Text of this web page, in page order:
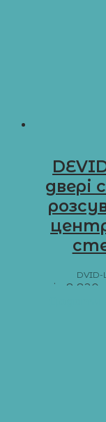
двері
DVID-
від 8 820